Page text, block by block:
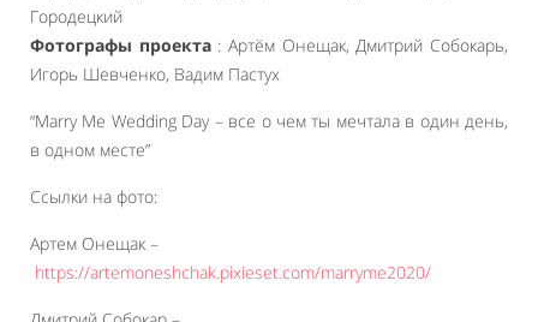
Городецкий
Фотографы проекта: Артём Онещак, Дмитрий Собокарь,
Игорь Шевченко, Вадим Пастух
“Marry Me Wedding Day – все о чем ты мечтала в один день,
в одном месте”
Ссылки на фото:
Артем Онещак –
https://artemoneshchak.pixieset.com/marryme2020/